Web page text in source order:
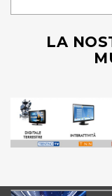
LA